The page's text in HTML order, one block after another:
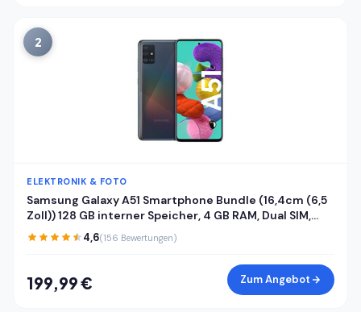
2
ELEKTRONIK & FOTO
Samsung Galaxy A51 Smartphone Bundle (16,4cm (6,5
Zoll)) 128 GB interner Speicher, 4 GB RAM, Dual SIM,
Android inkl. 24 Monate Herstellergarantie [Exklusiv
bei Amazon] Deutsche Version
4,6(156 Bewertungen)
199,99 € Zum Angebot